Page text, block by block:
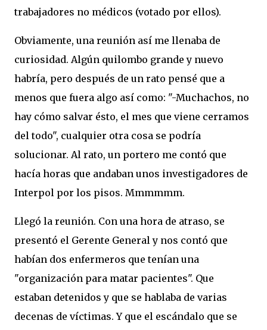
trabajadores no médicos (votado por ellos).
Obviamente, una reunión así me llenaba de
curiosidad. Algún quilombo grande y nuevo
habría, pero después de un rato pensé que a
menos que fuera algo así como: "-Muchachos, no
hay cómo salvar ésto, el mes que viene cerramos
del todo", cualquier otra cosa se podría
solucionar. Al rato, un portero me contó que
hacía horas que andaban unos investigadores de
Interpol por los pisos. Mmmmmm.
Llegó la reunión. Con una hora de atraso, se
presentó el Gerente General y nos contó que
habían dos enfermeros que tenían una
"organización para matar pacientes". Que
estaban detenidos y que se hablaba de varias
decenas de víctimas. Y que el escándalo que se